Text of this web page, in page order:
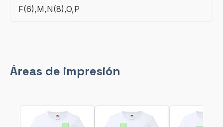
F(6),M,N(8),O,P
Áreas de impresión